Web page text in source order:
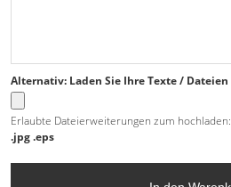
Alternativ: Laden Sie Ihre Texte / Dateien
Erlaubte Dateierweiterungen zum hochladen:
.jpg .eps